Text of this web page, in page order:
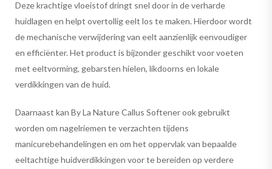
Deze krachtige vloeistof dringt snel door in de verharde
huidlagen en helpt overtollig eelt los te maken. Hierdoor wordt
de mechanische verwijdering van eelt aanzienlijk eenvoudiger
en efficiënter. Het product is bijzonder geschikt voor voeten
met eeltvorming, gebarsten hielen, likdoorns en lokale
verdikkingen van de huid.
Daarnaast kan By La Nature Callus Softener ook gebruikt
worden om nagelriemen te verzachten tijdens
manicurebehandelingen en om het oppervlak van bepaalde
eeltachtige huidverdikkingen voor te bereiden op verdere